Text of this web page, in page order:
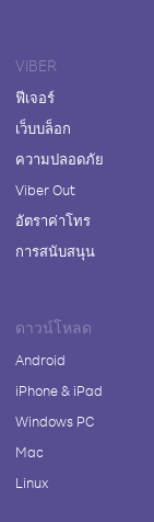
VIBER
ฟีเจอร์
เว็บบล็อก
ความปลอดภัย
Viber Out
อัตราค่าโทร
การสนับสนุน
ดาวน์โหลด
Android
iPhone & iPad
Windows PC
Mac
Linux